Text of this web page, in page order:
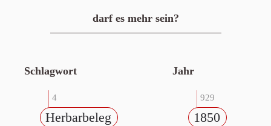
darf es mehr sein?
Schlagwort
4
Herbarbeleg
Jahr
929
1850